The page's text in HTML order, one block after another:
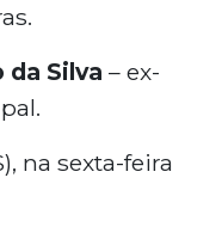
da Silva – ex-
na sexta-feira